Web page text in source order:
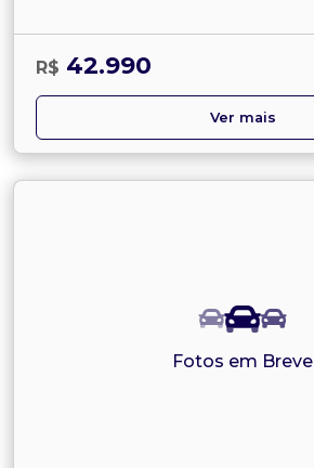
R$ 42.990
Ver mais
Fotos em Breve